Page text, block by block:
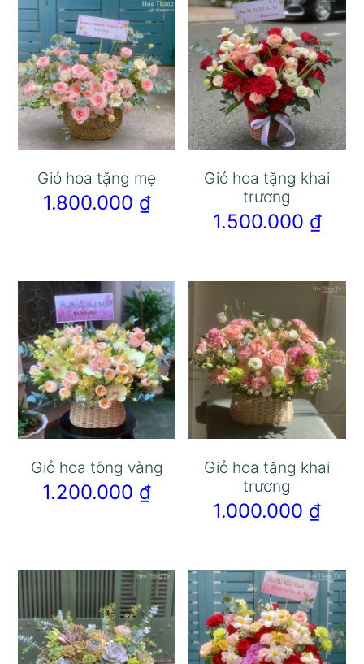
Giỏ hoa tặng mẹ
1.800.000 ₫
Giỏ hoa tặng khai
trương
1.500.000 ₫
Giỏ hoa tông vàng
1.200.000 ₫
Giỏ hoa tặng khai
trương
1.000.000 ₫